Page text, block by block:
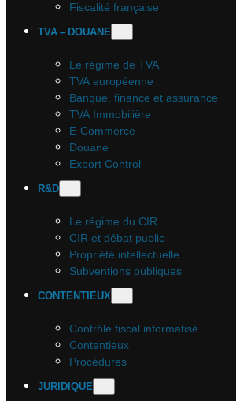
Fiscalité française
TVA – DOUANE
Le régime de TVA
TVA européenne
Banque, finance et assurance
TVA Immobilière
E-Commerce
Douane
Export Control
R&D
Le régime du CIR
CIR et débat public
Propriété intellectuelle
Subventions publiques
CONTENTIEUX
Contrôle fiscal informatisé
Contentieux
Procédures
JURIDIQUE